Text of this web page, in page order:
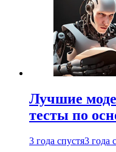
Лучшие
тесты по
3 года спустя3 года